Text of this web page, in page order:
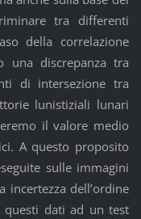
tra differenti
della correlazione
una discrepanza tra
di intersezione tra
lunistiziali lunari
il valore medio
A questo proposito
sulle immagini
incertezza dell’ordine
questi dati ad un test